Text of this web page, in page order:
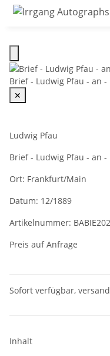
Brief - Ludwig Pfau - an -
✕
Ludwig Pfau
Brief - Ludwig Pfau - an -
Ort: Frankfurt/Main
Datum: 12/1889
Artikelnummer:
Preis auf Anfrage
Sofort verfügbar,
Inhalt